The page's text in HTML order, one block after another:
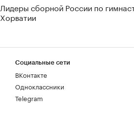
Лидеры сборной России по
Хорватии
Социальные сети
ВКонтакте
Одноклассники
Telegram